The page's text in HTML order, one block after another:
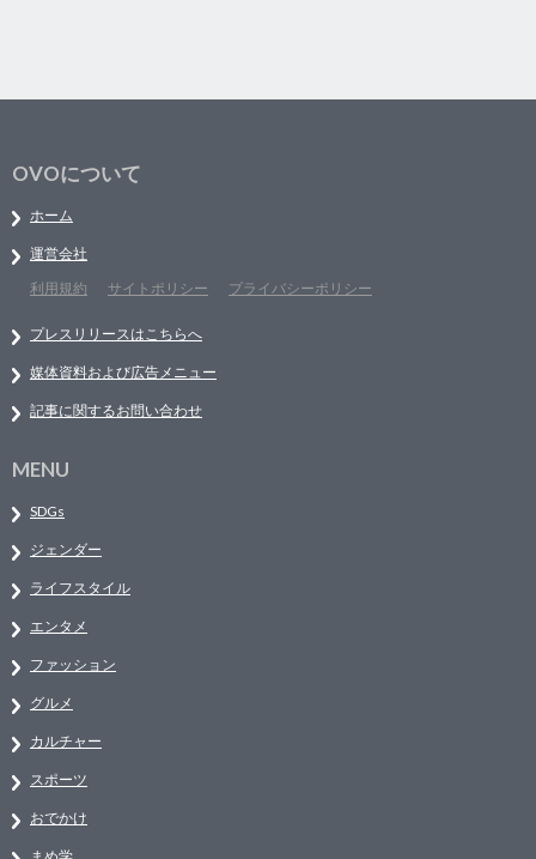
OVOについて
ホーム
運営会社
利用規約
サイトポリシー プライバシーポリシー
プレスリリースはこちらへ
媒体資料および広告メニュー
記事に関するお問い合わせ
MENU
SDGs
ジェンダー
ライフスタイル
エンタメ
ファッション
グルメ
カルチャー
スポーツ
おでかけ